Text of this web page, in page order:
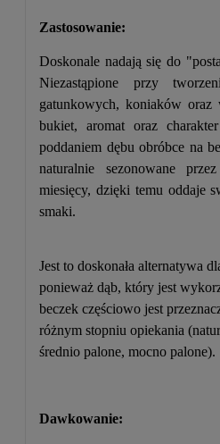
Zastosowanie:
Doskonale nadają się do
Niezastąpione przy
gatunkowych, koniaków oraz
bukiet, aromat oraz
poddaniem dębu obróbce na
naturalnie sezonowane
miesięcy, dzięki temu oddaje
smaki.
Jest to doskonała alternatywa
ponieważ dąb, który jest
beczek częściowo jest
różnym stopniu opiekania
średnio palone, mocno palone).
Dawkowanie: